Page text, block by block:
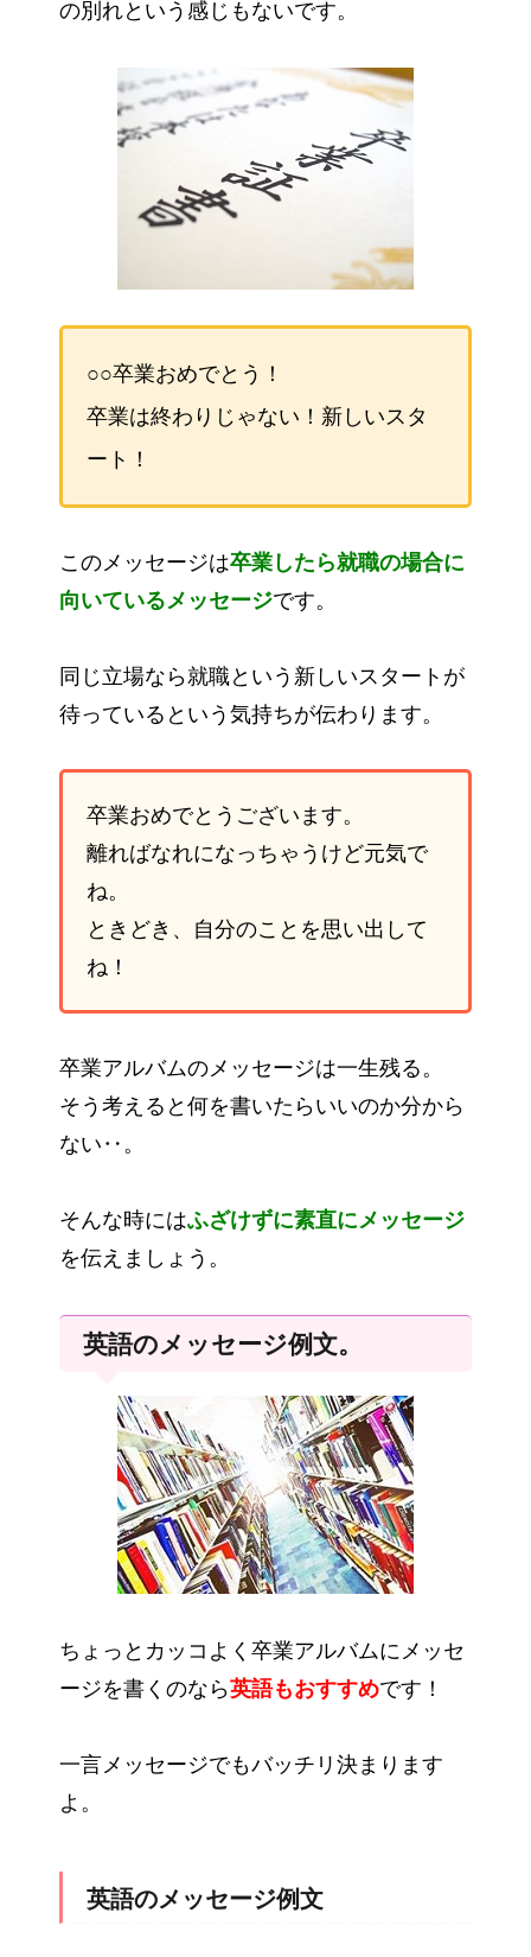
の別れという感じもないです。
○○卒業おめでとう！
卒業は終わりじゃない！新しいスタ
ート！
このメッセージは卒業したら就職の場合に
向いているメッセージです。
同じ立場なら就職という新しいスタートが
待っているという気持ちが伝わります。
卒業おめでとうございます。
離ればなれになっちゃうけど元気で
ね。
ときどき、自分のことを思い出して
ね！
卒業アルバムのメッセージは一生残る。
そう考えると何を書いたらいいのか分から
ない‥。
そんな時にはふざけずに素直にメッセージ
を伝えましょう。
英語のメッセージ例文。
ちょっとカッコよく卒業アルバムにメッセ
ージを書くのなら英語もおすすめです！
一言メッセージでもバッチリ決まります
よ。
英語のメッセージ例文